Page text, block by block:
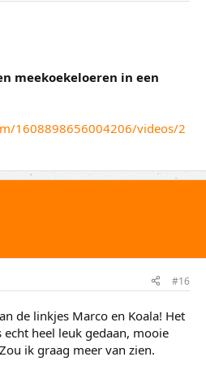
meekoekeloeren in een
1608898656004206/videos/2
#16
de linkjes Marco en Koala! Het
heel leuk gedaan, mooie
ik graag meer van zien.